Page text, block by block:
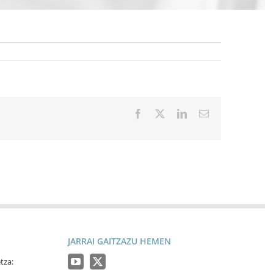
Facebook LinkedInEmail
JARRAI GAITZAZU HEMEN